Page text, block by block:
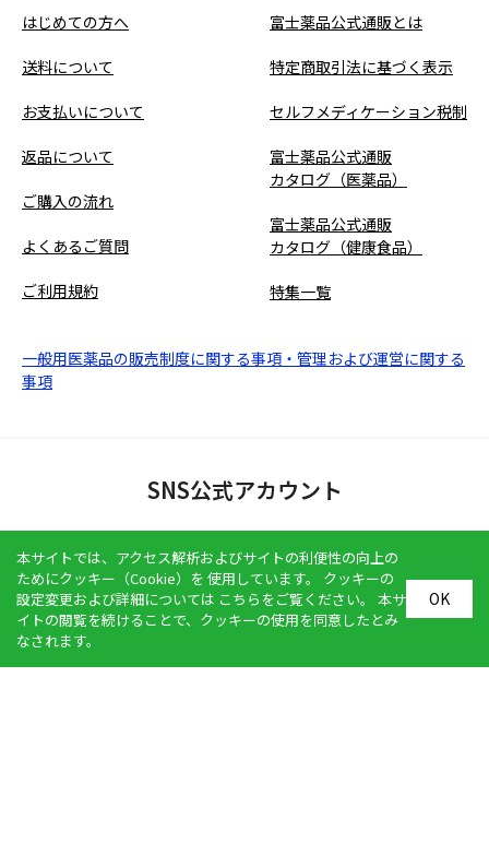
はじめての方へ
送料について
お支払いについて
返品について
ご購入の流れ
よくあるご質問
ご利用規約
富士薬品公式通販とは
特定商取引法に基づく表示
セルフメディケーション税制
富士薬品公式通販
カタログ（医薬品）
富士薬品公式通販
カタログ（健康食品）
特集一覧
一般用医薬品の販売制度に関する事項・管理および運営に関する
事項
SNS公式アカウント
関連サイト
本サイトでは、アクセス解析およびサイトの利便性の向上の
ためにクッキー（Cookie）を 使用しています。 クッキーの
設定変更および詳細については こちら をご覧ください。 本サ
イトの閲覧を続けることで、クッキーの使用を同意したとみ
なされます。
OK